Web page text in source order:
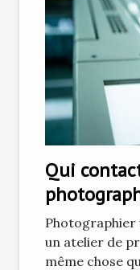
Qui
Grenoble ?
Photographier
un atelier de
même chose